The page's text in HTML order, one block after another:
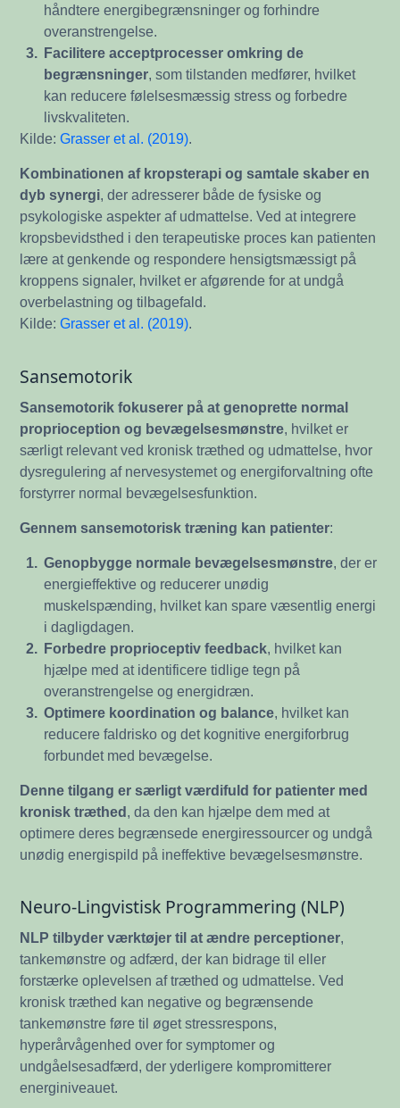
håndtere energibegrænsninger og forhindre
overanstrengelse.
3. Facilitere acceptprocesser omkring de
begrænsninger, som tilstanden medfører, hvilket
kan reducere følelsesmæssig stress og forbedre
livskvaliteten.
Kilde:Grasser et al. (2019).
Kombinationen af kropsterapi og samtale skaber en
dyb synergi, der adresserer både de fysiske og
psykologiske aspekter af udmattelse. Ved at integrere
kropsbevidsthed i den terapeutiske proces kan patienten
lære at genkende og respondere hensigtsmæssigt på
kroppens signaler, hvilket er afgørende for at undgå
overbelastning og tilbagefald.
Kilde:Grasser et al. (2019).
Sansemotorik
Sansemotorik fokuserer på at genoprette normal
proprioception og bevægelsesmønstre, hvilket er
særligt relevant ved kronisk træthed og udmattelse, hvor
dysregulering af nervesystemet og energiforvaltning ofte
forstyrrer normal bevægelsesfunktion.
Gennem sansemotorisk træning kan patienter:
1. Genopbygge normale bevægelsesmønstre , der er
energieffektive og reducerer unødig
muskelspænding, hvilket kan spare væsentlig energi
i dagligdagen.
2.
Forbedre proprioceptiv feedback , hvilket kan
hjælpe med at identificere tidlige tegn på
overanstrengelse og energidræn.
3.
Optimere koordination og balance , hvilket kan
reducere faldrisko og det kognitive energiforbrug
forbundet med bevægelse.
Denne tilgang er særligt værdifuld for patienter med
kronisk træthed , da den kan hjælpe dem med at
optimere deres begrænsede energiressourcer og undgå
unødig energispild på ineffektive bevægelsesmønstre.
Neuro-Lingvistisk Programmering (NLP)
NLP tilbyder værktøjer til at ændre perceptioner,
tankemønstre og adfærd, der kan bidrage til eller
forstærke oplevelsen af træthed og udmattelse. Ved
kronisk træthed kan negative og begrænsende
tankemønstre føre til øget stressrespons,
hyperårvågenhed over for symptomer og
undgåelsesadfærd, der yderligere kompromitterer
energiniveauet.